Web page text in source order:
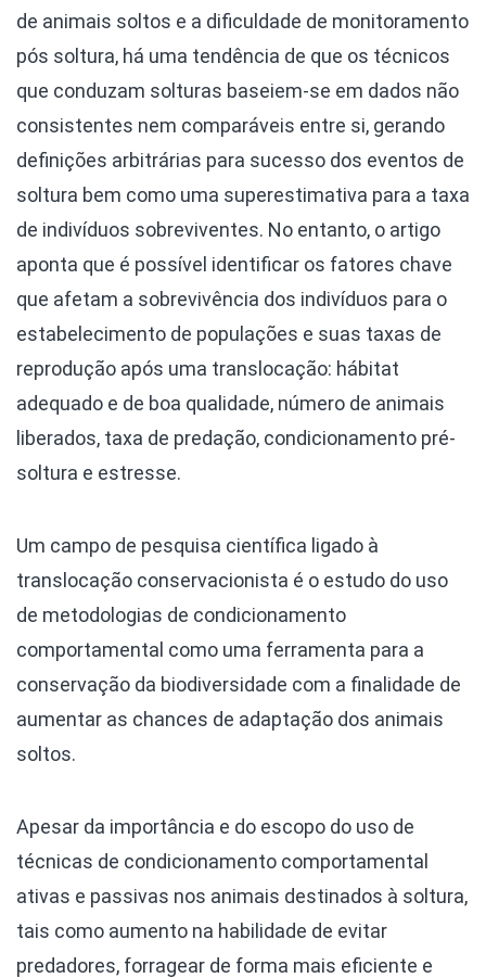
de animais soltos e a dificuldade de monitoramento
pós soltura, há uma tendência de que os técnicos
que conduzam solturas baseiem-se em dados não
consistentes nem comparáveis entre si, gerando
definições arbitrárias para sucesso dos eventos de
soltura bem como uma superestimativa para a taxa
de indivíduos sobreviventes. No entanto, o artigo
aponta que é possível identificar os fatores chave
que afetam a sobrevivência dos indivíduos para o
estabelecimento de populações e suas taxas de
reprodução após uma translocação: hábitat
adequado e de boa qualidade, número de animais
liberados, taxa de predação, condicionamento pré-
soltura e estresse.
Um campo de pesquisa científica ligado à
translocação conservacionista é o estudo do uso
de metodologias de condicionamento
comportamental como uma ferramenta para a
conservação da biodiversidade com a finalidade de
aumentar as chances de adaptação dos animais
soltos.
Apesar da importância e do escopo do uso de
técnicas de condicionamento comportamental
ativas e passivas nos animais destinados à soltura,
tais como aumento na habilidade de evitar
predadores, forragear de forma mais eficiente e